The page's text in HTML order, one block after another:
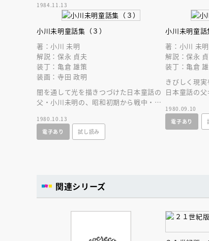
1984.11.13
小川未明童話集（３）
著：小川 未明
解説：保永 貞夫
装丁：亀倉 雄策
装画：寺田 政明
闇を通して光を描きつづけた日本童話の
父・小川未明の、昭和初期から戦中・戦
全３巻が完結！
1980.10.13
電子あり
試し読み
小川未明童話
著：小川 未明
解説：保永
装丁：亀倉
きびしく現実
日本童話の
品童話１７編
1980.09.10
電子あり
関連シリーズ